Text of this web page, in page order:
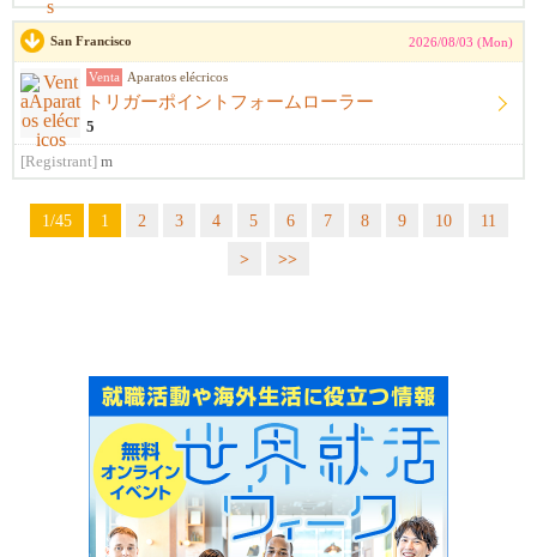
San Francisco 2026/08/03 (Mon)
Venta Aparatos elécricos
トリガーポイントフォームローラー
5
[Registrant] m
1/45 1 2 3 4 5 6 7 8 9 10
11
>
>>